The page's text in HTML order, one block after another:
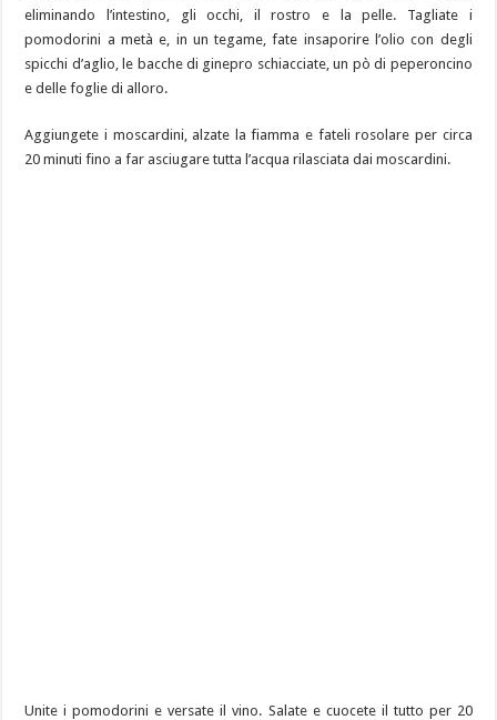
eliminando l’intestino, gli occhi, il rostro e la pelle. Tagliate i
pomodorini a metà e, in un tegame, fate insaporire l’olio con degli
spicchi d’aglio, le bacche di ginepro schiacciate, un pò di peperoncino
e delle foglie di alloro.
Aggiungete i moscardini, alzate la fiamma e fateli rosolare per circa
20 minuti fino a far asciugare tutta l’acqua rilasciata dai moscardini.
Unite i pomodorini e versate il vino. Salate e cuocete il tutto per 20